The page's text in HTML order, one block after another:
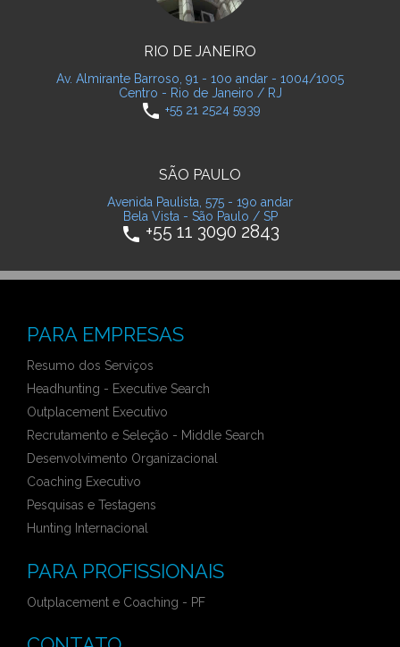
RIO DE JANEIRO
Av. Almirante Barroso, 91 - 10o andar - 1004/1005
Centro - Rio de Janeiro / RJ
phone +55 21 2524 5939
SÃO PAULO
Avenida Paulista, 575 - 19o andar
Bela Vista - São Paulo / SP
phone +55 11 3090 2843
PARA EMPRESAS
Resumo dos Serviços
Headhunting - Executive Search
Outplacement Executivo
Recrutamento e Seleção - Middle Search
Desenvolvimento Organizacional
Coaching Executivo
Pesquisas e Testagens
Hunting Internacional
PARA PROFISSIONAIS
Outplacement e Coaching - PF